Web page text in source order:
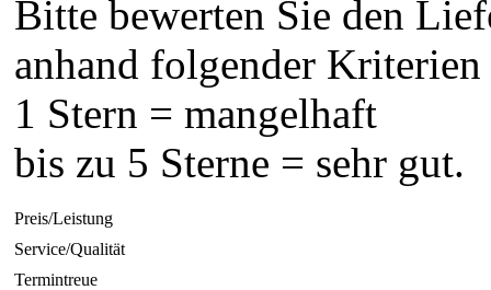
Bitte bewerten Sie den
anhand folgender
1 Stern = mangelhaft
bis zu 5 Sterne = sehr gut.
Preis/Leistung
Service/Qualität
Termintreue